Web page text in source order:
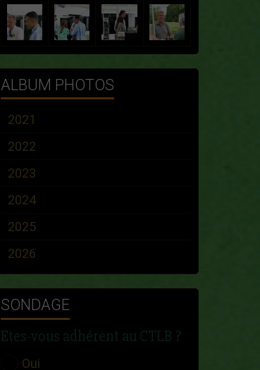
ALBUM PHOTOS
2021
2022
2023
2024
2025
2026
SONDAGE
Etes-vous adhérent au CTLB ?
Oui